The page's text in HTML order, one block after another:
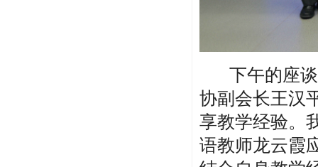
下午的座
协副会长王汉
享教学经验。
语教师龙云霞